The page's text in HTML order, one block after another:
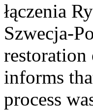
łączenia
Szwecja-
informs
process